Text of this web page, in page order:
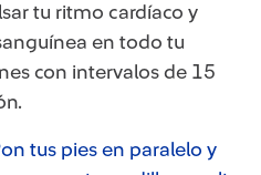
tu ritmo cardíaco y
en todo tu
con intervalos de 15
tus pies en paralelo y